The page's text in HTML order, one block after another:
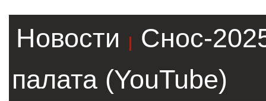
Новости |
Снос-
палата (YouTube)